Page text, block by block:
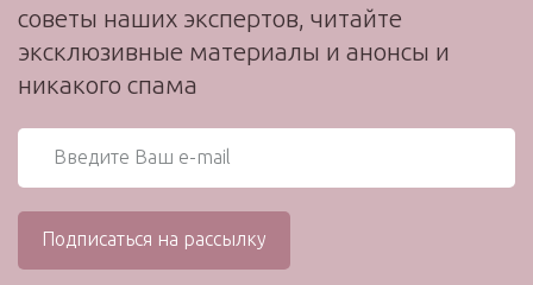
советы наших экспертов, читайте
эксклюзивные материалы и анонсы и
никакого спама